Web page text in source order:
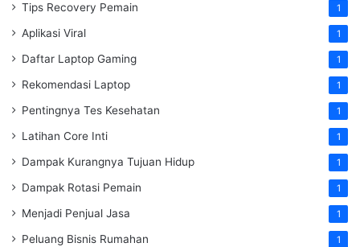
Tips Recovery Pemain 1
Aplikasi Viral 1
Daftar Laptop Gaming 1
Rekomendasi Laptop 1
Pentingnya Tes Kesehatan 1
Latihan Core Inti 1
Dampak Kurangnya Tujuan Hidup 1
Dampak Rotasi Pemain 1
Menjadi Penjual Jasa 1
Peluang Bisnis Rumahan 1